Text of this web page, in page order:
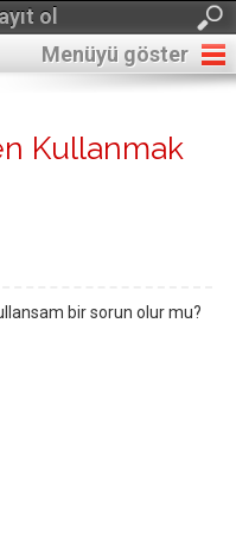
ol
Menüyü göster
Kullanmak
bir sorun olur mu?